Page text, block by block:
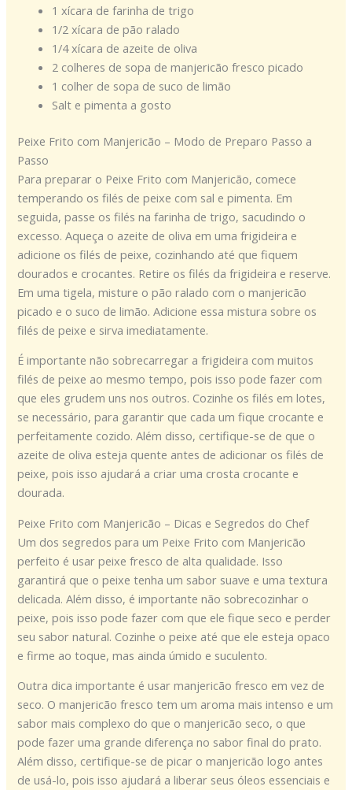
1 xícara de farinha de trigo
1/2 xícara de pão ralado
1/4 xícara de azeite de oliva
2 colheres de sopa de manjericão fresco picado
1 colher de sopa de suco de limão
Salt e pimenta a gosto
Peixe Frito com Manjericão – Modo de Preparo Passo a
Passo
Para preparar o Peixe Frito com Manjericão, comece
temperando os filés de peixe com sal e pimenta. Em
seguida, passe os filés na farinha de trigo, sacudindo o
excesso. Aqueça o azeite de oliva em uma frigideira e
adicione os filés de peixe, cozinhando até que fiquem
dourados e crocantes. Retire os filés da frigideira e reserve.
Em uma tigela, misture o pão ralado com o manjericão
picado e o suco de limão. Adicione essa mistura sobre os
filés de peixe e sirva imediatamente.
É importante não sobrecarregar a frigideira com muitos
filés de peixe ao mesmo tempo, pois isso pode fazer com
que eles grudem uns nos outros. Cozinhe os filés em lotes,
se necessário, para garantir que cada um fique crocante e
perfeitamente cozido. Além disso, certifique-se de que o
azeite de oliva esteja quente antes de adicionar os filés de
peixe, pois isso ajudará a criar uma crosta crocante e
dourada.
Peixe Frito com Manjericão – Dicas e Segredos do Chef
Um dos segredos para um Peixe Frito com Manjericão
perfeito é usar peixe fresco de alta qualidade. Isso
garantirá que o peixe tenha um sabor suave e uma textura
delicada. Além disso, é importante não sobrecozinhar o
peixe, pois isso pode fazer com que ele fique seco e perder
seu sabor natural. Cozinhe o peixe até que ele esteja opaco
e firme ao toque, mas ainda úmido e suculento.
Outra dica importante é usar manjericão fresco em vez de
seco. O manjericão fresco tem um aroma mais intenso e um
sabor mais complexo do que o manjericão seco, o que
pode fazer uma grande diferença no sabor final do prato.
Além disso, certifique-se de picar o manjericão logo antes
de usá-lo, pois isso ajudará a liberar seus óleos essenciais e